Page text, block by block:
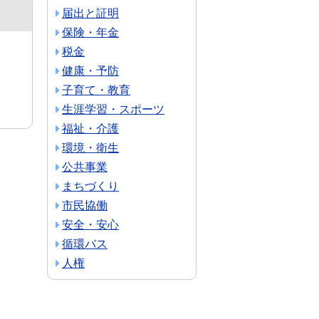
届出と証明
保険・年金
税金
健康・予防
子育て・教育
生涯学習・スポーツ
福祉・介護
環境・衛生
公共事業
まちづくり
市民協働
安全・安心
循環バス
人権